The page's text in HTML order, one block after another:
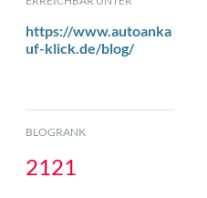
https://www.autoanka
uf-klick.de/blog/
BLOGRANK
2121